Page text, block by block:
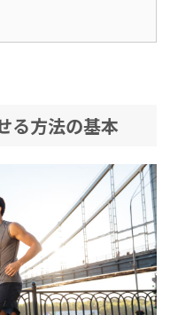
る方法の基本